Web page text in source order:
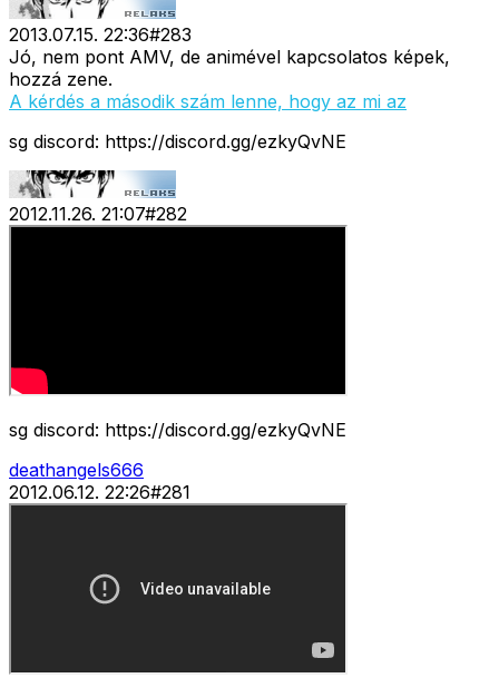
2013.07.15. 22:36#283
Jó, nem pont AMV, de animével kapcsolatos képek,
hozzá zene.
A kérdés a második szám lenne, hogy az mi az
sg discord: https://discord.gg/ezkyQvNE
2012.11.26. 21:07#282
sg discord: https://discord.gg/ezkyQvNE
deathangels666
2012.06.12. 22:26#281